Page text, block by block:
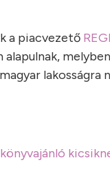
a piacvezető
lakosságra